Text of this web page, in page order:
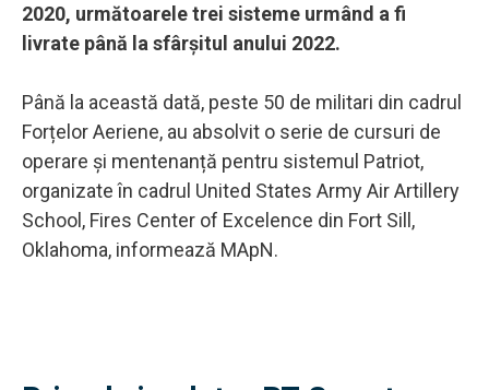
2020, următoarele trei sisteme urmând a fi
livrate până la sfârșitul anului 2022.
Până la această dată, peste 50 de militari din cadrul
Forțelor Aeriene, au absolvit o serie de cursuri de
operare și mentenanță pentru sistemul Patriot,
organizate în cadrul United States Army Air Artillery
School, Fires Center of Excelence din Fort Sill,
Oklahoma, informează MApN.